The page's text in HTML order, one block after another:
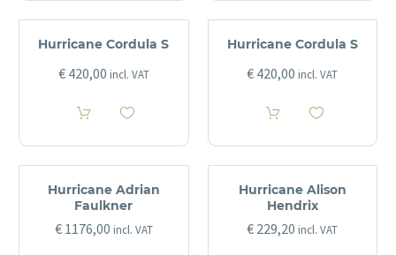
Hurricane Cordula S
€420,00 incl. VAT
Hurricane Cordula S
€ 420,00 incl. VAT
Hurricane Adrian
Faulkner
€1176,00 incl. VAT
Hurricane Alison
Hendrix
€ 229,20 incl. VAT